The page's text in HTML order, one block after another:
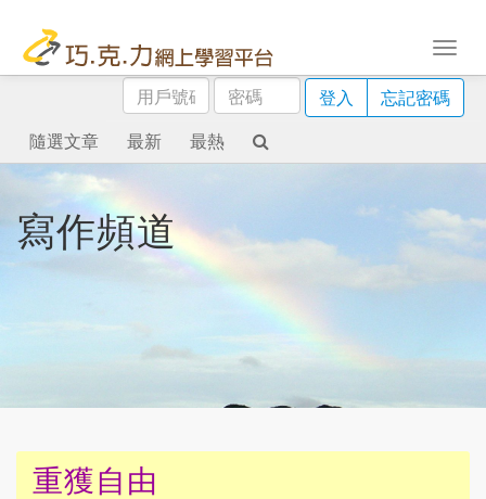
用
戶
號
碼
密
碼
登入
忘記密碼
隨選文章
最新 最熱
寫作頻道
重獲自由